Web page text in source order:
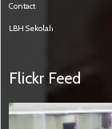
Contact
LBH Sekolah
Flickr Feed